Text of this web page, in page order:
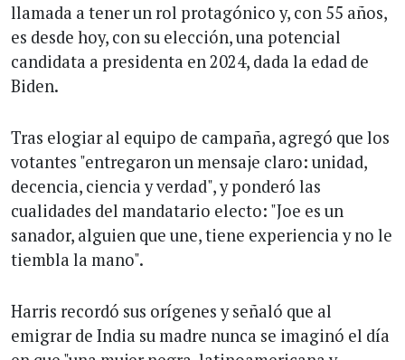
llamada a tener un rol protagónico y, con 55 años,
es desde hoy, con su elección, una potencial
candidata a presidenta en 2024, dada la edad de
Biden.
Tras elogiar al equipo de campaña, agregó que los
votantes "entregaron un mensaje claro: unidad,
decencia, ciencia y verdad", y ponderó las
cualidades del mandatario electo: "Joe es un
sanador, alguien que une, tiene experiencia y no le
tiembla la mano".
Harris recordó sus orígenes y señaló que al
emigrar de India su madre nunca se imaginó el día